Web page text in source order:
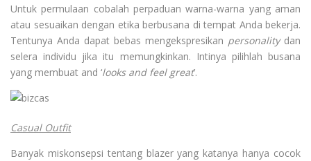
Untuk permulaan cobalah perpaduan warna-­warna yang aman
atau sesuaikan dengan etika berbusana di tempat Anda bekerja.
Tentunya Anda dapat bebas mengekspresikan personalitydan
selera individu jika itu memungkinkan. Intinya pilihlah busana
yang membuat and ‘looks and feel great’.
Casual Outfit
Banyak miskonsepsi tentang blazer yang katanya hanya cocok